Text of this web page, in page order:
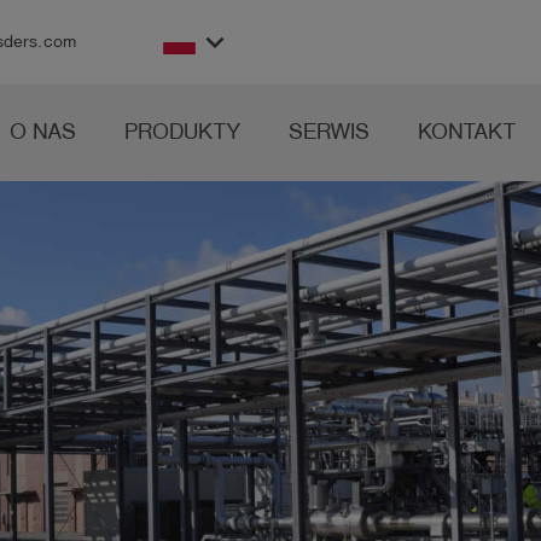
keyboard_arrow_down
O NAS PRODUKTY SERWIS KONTAKT